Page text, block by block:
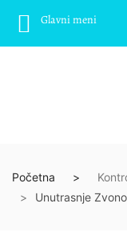
Početna
Unutrasnje
Glavni meni